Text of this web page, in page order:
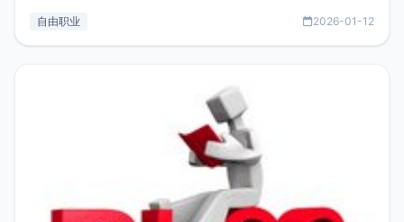
收入下降20%，但却过得很充实，2026年不求突破，但求保
自由职业 2026-01-12